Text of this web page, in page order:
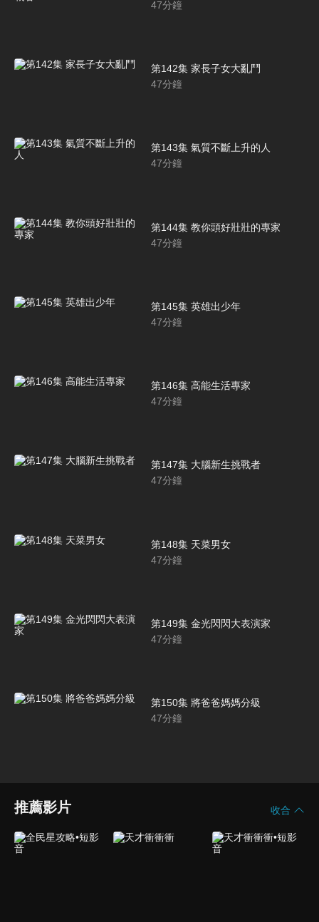
47分鐘
第142集 家長子女大亂鬥
47分鐘
第143集 氣質不斷上升的人
47分鐘
第144集 教你頭好壯壯的專家
47分鐘
第145集 英雄出少年
47分鐘
第146集 高能生活專家
47分鐘
第147集 大腦新生挑戰者
47分鐘
第148集 天菜男女
47分鐘
第149集 金光閃閃大表演家
47分鐘
第150集 將爸爸媽媽分級
47分鐘
推薦影片 收合